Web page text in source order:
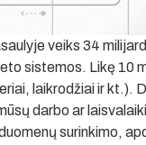
veiks 34
sistemos. Likę 10
laikrodžiai ir kt.).
darbo ar
surinkimo,